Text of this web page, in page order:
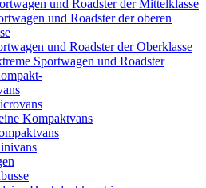
und Roadster der Mittelklasse
und Roadster der oberen
und Roadster der Oberklasse
Sportwagen und Roadster
Kompaktvans